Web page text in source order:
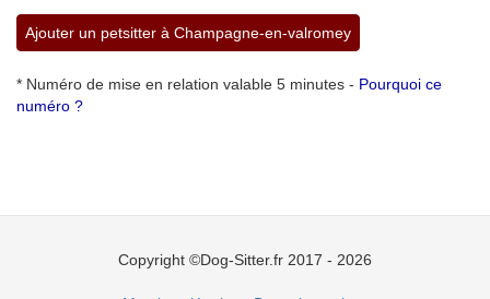
Ajouter un petsitter à Champagne-en-valromey
* Numéro de mise en relation valable 5 minutes - Pourquoi ce
numéro ?
Copyright ©Dog-Sitter.fr 2017 - 2026